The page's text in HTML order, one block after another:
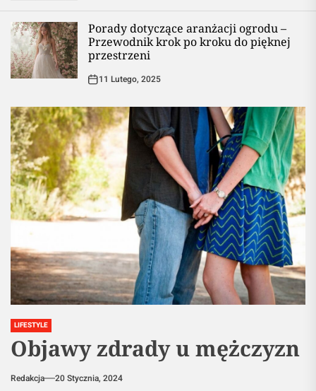
Porady dotyczące aranżacji ogrodu –
Przewodnik krok po kroku do pięknej
przestrzeni
11 Lutego, 2025
LIFESTYLE
Objawy zdrady u mężczyzn
Redakcja 20 Stycznia, 2024